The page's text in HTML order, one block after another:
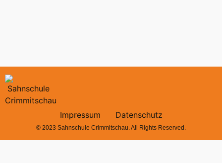
Impressum Datenschutz
© 2023 Sahnschule Crimmitschau. All Rights Reserved.